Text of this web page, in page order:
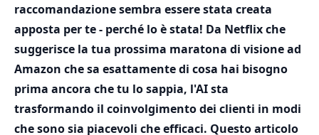
raccomandazione sembra essere stata creata
apposta per te - perché lo è stata! Da Netflix che
suggerisce la tua prossima maratona di visione ad
Amazon che sa esattamente di cosa hai bisogno
prima ancora che tu lo sappia, l'AI sta
trasformando il coinvolgimento dei clienti in modi
che sono sia piacevoli che efficaci. Questo articolo